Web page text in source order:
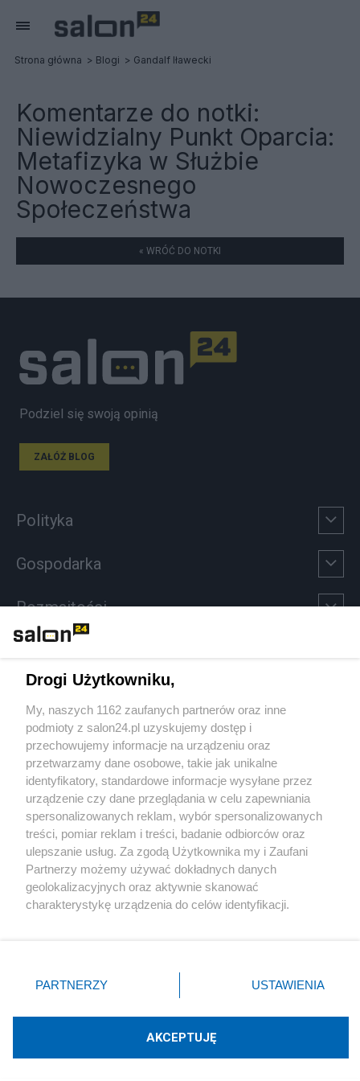
Strona główna Blogi Gandalf Iławecki
Komentarze do notki:
Niewidzialny Punkt Oparcia:
Metafizyka w Służbie
Nowoczesnego
Społeczeństwa
« WRÓĆ DO NOTKI
Podziel się swoją opinią
ZAŁÓŻ BLOG
Polityka
Gospodarka
Rozmaitości
Sport
Społeczeństwo
Kultura
X Facebook Instagram Youtube
Technologię dostarcza:W3media.pl
Drogi Użytkowniku,
My, naszych 1162 zaufanych partnerów oraz inne
podmioty z salon24.pl uzyskujemy dostęp i
przechowujemy informacje na urządzeniu oraz
przetwarzamy dane osobowe, takie jak unikalne
identyfikatory, standardowe informacje wysyłane przez
urządzenie czy dane przeglądania w celu zapewniania
spersonalizowanych reklam, wybór spersonalizowanych
treści, pomiar reklam i treści, badanie odbiorców oraz
ulepszanie usług. Za zgodą Użytkownika my i Zaufani
Partnerzy możemy używać dokładnych danych
geolokalizacyjnych oraz aktywnie skanować
charakterystykę urządzenia do celów identyfikacji.
zmienić/wycofać klikając przycisk ustawień prywatności
znajdujący się w lewym dolnym rogu strony
rodzaje przetwarzania danych nie wymagają zgody
użytkownika, ale masz prawo sprzeciwić się takiemu
PARTNERZY USTAWIENIA
AKCEPTUJĘ